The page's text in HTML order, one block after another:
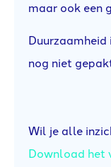
maar ook een
Duurzaamheid
nog niet
Wil je alle
Download het